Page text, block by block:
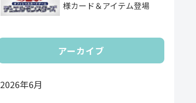
様カード＆アイテム登場
アーカイブ
2026年6月